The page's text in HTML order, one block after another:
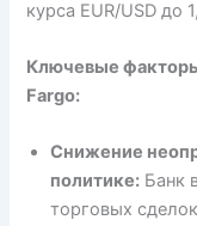
курса EUR/USD до
Ключевые
Fargo:
Снижение
политике: Банк
торговых